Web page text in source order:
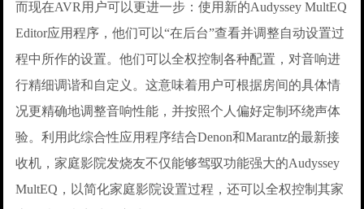
而现在AVR用户可以更进一步：使用新的Audyssey MultEQ
Editor应用程序，他们可以“在后台”查看并调整自动设置过
程中所作的设置。他们可以全权控制各种配置，对音响进
行精细调谐和自定义。这意味着用户可根据房间的具体情
况更精确地调整音响性能，并按照个人偏好定制环绕声体
验。利用此综合性应用程序结合Denon和Marantz的最新接
收机，家庭影院发烧友不仅能够驾驭功能强大的Audyssey
MultEQ，以简化家庭影院设置过程，还可以全权控制其家